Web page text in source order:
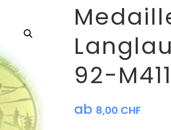
92-M411
ab 8,00 CHF